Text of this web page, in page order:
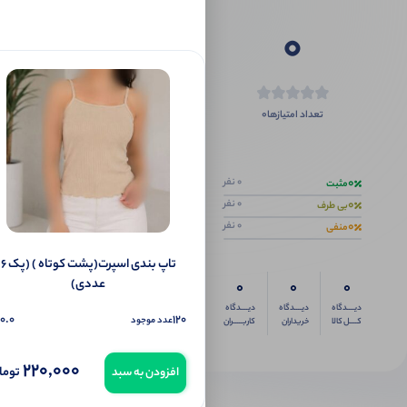
0
تعداد امتیازها0
0مثبت 0 نفر
0بی طرف 0 نفر
0منفی 0 نفر
0
دیــــدگاه
کــــل کالا
0
دیــــدگاه
خریداران
0
دیــــدگاه
کاربـــــران
اگر این
تاپ بندی اسپرت(پشت کوتاه ) (پک 6
عددی)
120عدد موجود 0.0
افزودن به سبد 220,000